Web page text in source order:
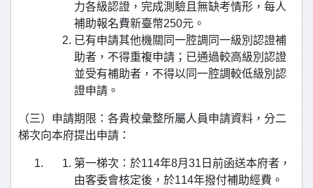
力各級認證，完成測驗且無缺考情形，每人
補助報名費新臺幣250元。
已有申請其他機關同一腔調同一級別認證補
助者，不得重複申請；已通過較高級別認證
並受有補助者，不得以同一腔調較低級別認
證申請。
（三）申請期限：各貴校彙整所屬人員申請資料，分二
梯次向本府提出申請：
第一梯次：於114年8月31日前函送本府者，
由客委會核定後，於114年撥付補助經費。